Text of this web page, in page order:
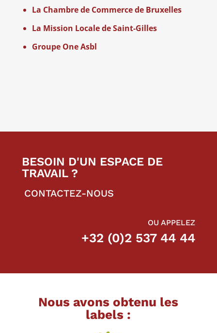
La Chambre de Commerce de Bruxelles
La Mission Locale de Saint-Gilles
Groupe One Asbl
BESOIN D'UN ESPACE DE
TRAVAIL ?
CONTACTEZ-NOUS
OU APPELEZ
+32 (0)2 537 44 44
Nous avons obtenu les
labels :